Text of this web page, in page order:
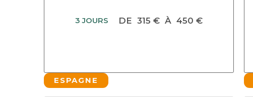
3 JOURS DE 315 € À 450 €
ESPAGNE